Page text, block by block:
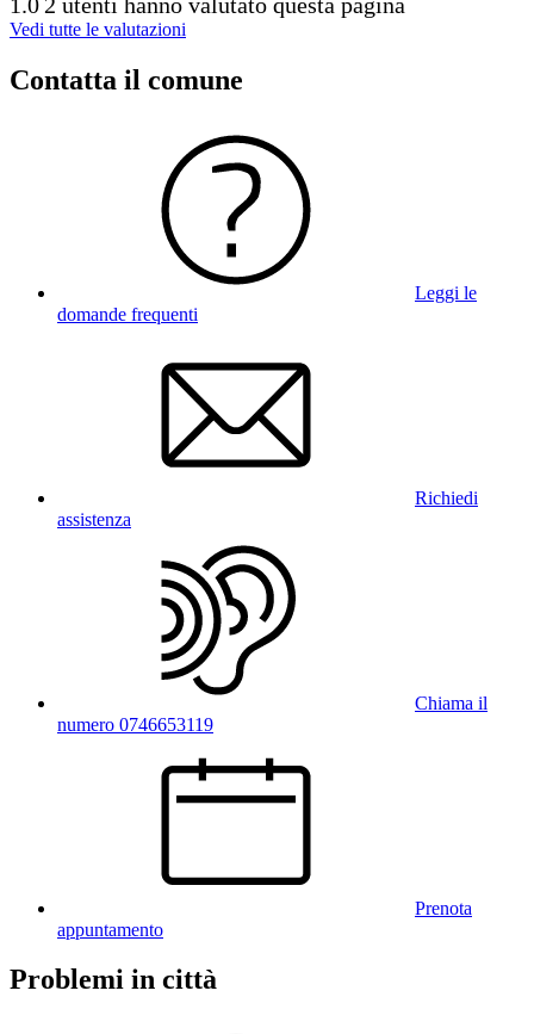
Vedi tutte le valutazioni
Contatta il comune
Leggi le
domande frequenti
Richiedi
assistenza
Chiama il
numero 0746653119
Prenota
appuntamento
Problemi in città